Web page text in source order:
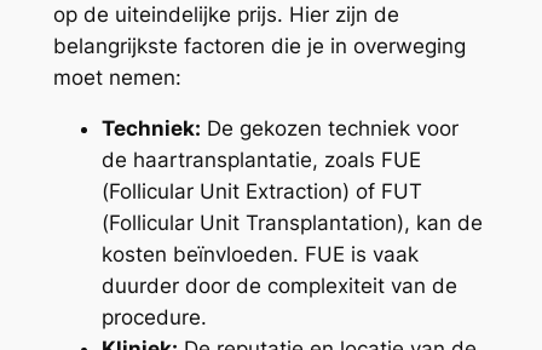
op de uiteindelijke prijs. Hier zijn de
belangrijkste factoren die je in overweging
moet nemen:
Techniek: De gekozen techniek voor
de haartransplantatie, zoals FUE
(Follicular Unit Extraction) of FUT
(Follicular Unit Transplantation), kan de
kosten beïnvloeden. FUE is vaak
duurder door de complexiteit van de
procedure.